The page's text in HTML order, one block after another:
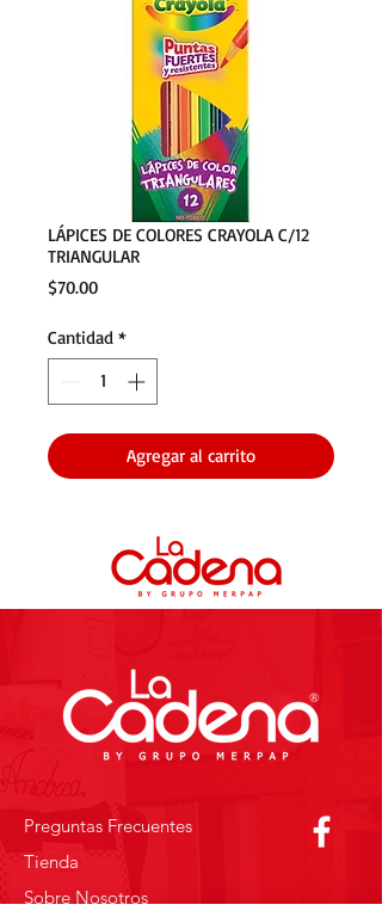
LÁPICES DE COLORES CRAYOLA C/12
TRIANGULAR
$70.00Precio
Cantidad *
Agregar al carrito
Preguntas Frecuentes
Tienda
Sobre Nosotros